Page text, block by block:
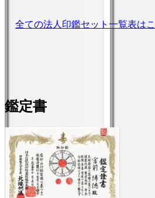
全ての法人印鑑セット一覧表は
鑑定書